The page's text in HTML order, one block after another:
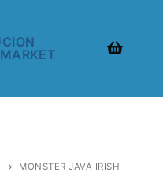
MONSTER JAVA IRISH